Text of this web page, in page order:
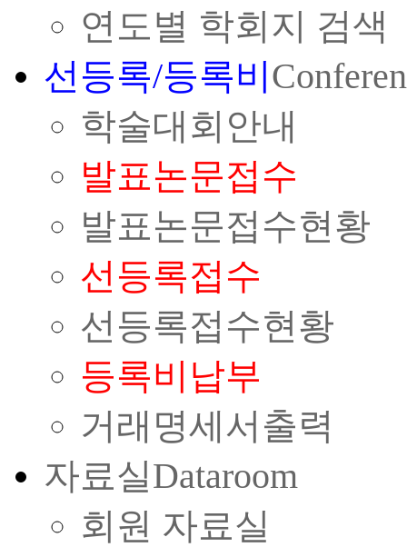
연도별 학회지 검색
선등록/등록비
학술대회안내
발표논문접수
발표논문접수현황
선등록접수
선등록접수현황
등록비납부
거래명세서출력
자료실Dataroom
회원 자료실